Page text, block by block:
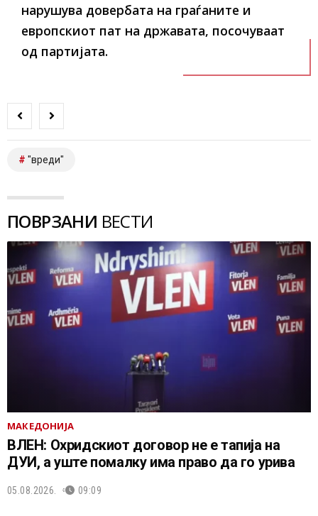
нарушува довербата на граѓаните и
европскиот пат на државата, посочуваат
од партијата.
"вреди"
ПОВРЗАНИ ВЕСТИ
МАКЕДОНИЈА
ВЛЕН: Охридскиот договор не е тапија на
ДУИ, а уште помалку има право да го урива
05.08.2026. 09:09